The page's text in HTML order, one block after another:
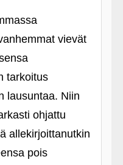
vievät
tarkoitus
lausuntaa. Niin
ohjattu
allekirjoittanutkin
pois